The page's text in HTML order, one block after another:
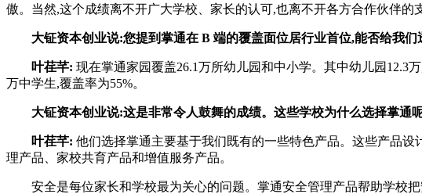
傲。当然,这个成绩离不开广大学校、家长的认可,也离不开各方合作伙伴的
大钲资本创业说:您提到掌通在 B 端的覆盖面位居行业首位,能否给我们
叶荏芊: 现在掌通家园覆盖26.1万所幼儿园和中小学。其中幼儿园12.3
万中学生,覆盖率为55%。
大钲资本创业说:这是非常令人鼓舞的成绩。这些学校为什么选择掌通
叶荏芊: 他们选择掌通主要基于我们既有的一些特色产品。这些产品
理产品、家校共育产品和增值服务产品。
安全是每位家长和学校最为关心的问题。掌通安全管理产品帮助学校把